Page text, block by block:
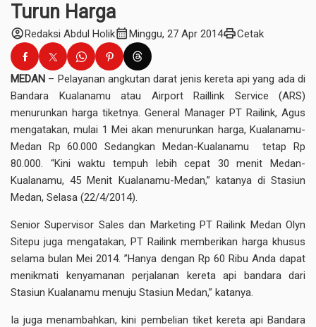
Turun Harga
account_circleRedaksi Abdul Holikcalendar_monthMinggu, 27 Apr 2014printCetak
MEDAN – Pelayanan angkutan darat jenis kereta api yang ada di
Bandara Kualanamu atau Airport Raillink Service (ARS)
menurunkan harga tiketnya. General Manager PT Railink, Agus
mengatakan, mulai 1 Mei akan menurunkan harga, Kualanamu-
Medan Rp 60.000 Sedangkan Medan-Kualanamu tetap Rp
80.000. “Kini waktu tempuh lebih cepat 30 menit Medan-
Kualanamu, 45 Menit Kualanamu-Medan,” katanya di Stasiun
Medan, Selasa (22/4/2014).
Senior Supervisor Sales dan Marketing PT Railink Medan Olyn
Sitepu juga mengatakan, PT Railink memberikan harga khusus
selama bulan Mei 2014. ”Hanya dengan Rp 60 Ribu Anda dapat
menikmati kenyamanan perjalanan kereta api bandara dari
Stasiun Kualanamu menuju Stasiun Medan,” katanya.
Ia juga menambahkan, kini pembelian tiket kereta api Bandara